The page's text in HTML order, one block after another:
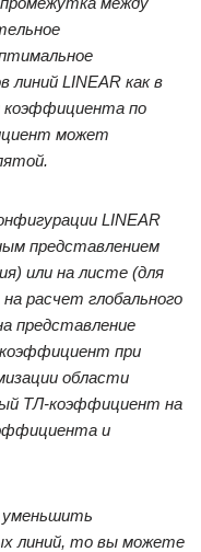
линий LINEAR как в
коэффициента по
может
LINEAR
представлением
или на листе (для
расчет глобального
представление
при
области
ТЛ-коэффициент на
и
уменьшить
линий, то вы можете